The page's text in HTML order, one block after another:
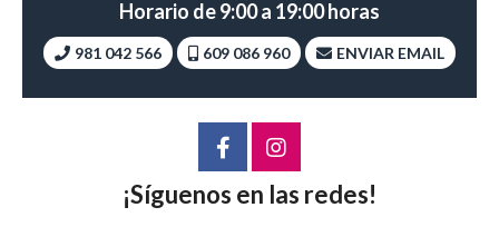
Horario de 9:00 a 19:00 horas
981 042 566 609 086 960 ENVIAR EMAIL
¡Síguenos en las redes!